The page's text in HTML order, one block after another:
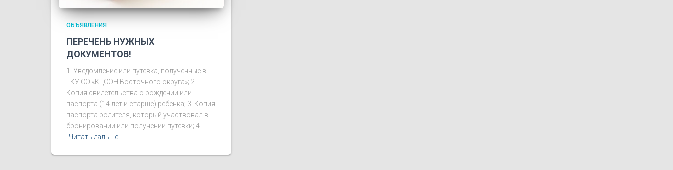
ОБЪЯВЛЕНИЯ
ПЕРЕЧЕНЬ НУЖНЫХ
ДОКУМЕНТОВ!
1. Уведомление или путевка, полученные в
ГКУ СО «КЦСОН Восточного округа»; 2.
Копия свидетельства о рождении или
паспорта (14 лет и старше) ребенка; 3. Копия
паспорта родителя, который участвовал в
бронировании или получении путевки; 4.
Читать дальше